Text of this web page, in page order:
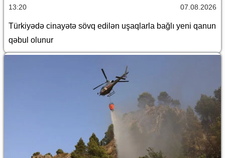
13:20 07.08.2026
Türkiyədə cinayətə sövq edilən uşaqlarla bağlı yeni qanun
qəbul olunur